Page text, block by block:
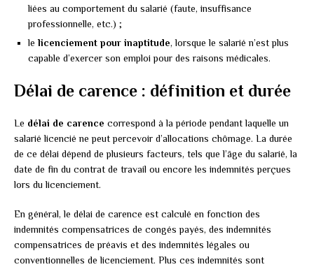
liées au comportement du salarié (faute, insuffisance
professionnelle, etc.) ;
le licenciement pour inaptitude, lorsque le salarié n’est plus
capable d’exercer son emploi pour des raisons médicales.
Délai de carence : définition et durée
Le délai de carence correspond à la période pendant laquelle un
salarié licencié ne peut percevoir d’allocations chômage. La durée
de ce délai dépend de plusieurs facteurs, tels que l’âge du salarié, la
date de fin du contrat de travail ou encore les indemnités perçues
lors du licenciement.
En général, le délai de carence est calculé en fonction des
indemnités compensatrices de congés payés, des indemnités
compensatrices de préavis et des indemnités légales ou
conventionnelles de licenciement. Plus ces indemnités sont